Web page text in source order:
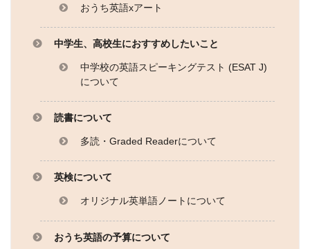
おうち英語xアート
中学生、高校生におすすめしたいこと
中学校の英語スピーキングテスト (ESAT J)
について
読書について
多読・Graded Readerについて
英検について
オリジナル英単語ノートについて
おうち英語の予算について